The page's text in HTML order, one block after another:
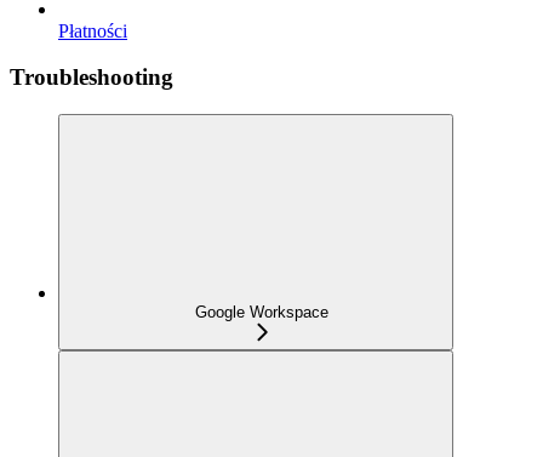
Płatności
Troubleshooting
Google Workspace